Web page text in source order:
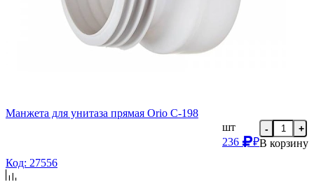
Манжета для унитаза прямая Orio С-198
шт
236
₽
- +
В корзину
Код: 27556